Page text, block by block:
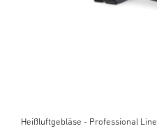
Heißluftgebläse - Professional Line